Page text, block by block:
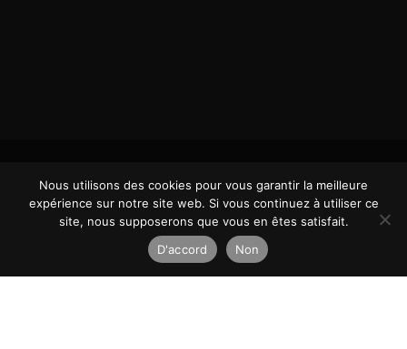
COPYRIGHT ©2025 PRINCESS. TOUS
DROITS RÉSERVÉS.
DESIGNED
Nous utilisons des cookies pour vous garantir la meilleure
expérience sur notre site web. Si vous continuez à utiliser ce
site, nous supposerons que vous en êtes satisfait.
D'accord
Non